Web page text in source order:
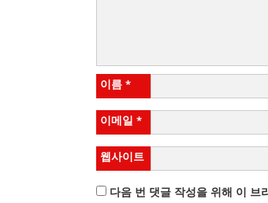
이름*
이메일 *
웹사이트
다음 번 댓글 작성을 위해 이 브